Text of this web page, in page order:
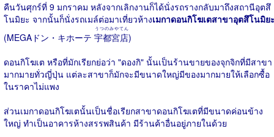
คืนวันศุกร์ที่ 9 มกราคม หลังจากเลิกงานก็ได้นั่งรถรางกลับมาถึงสถานีอุตสึ
โนมิยะ จากนั้นก็นั่งรถเมล์ต่อมาเที่ยวห้างเมกาดอนกิโฆเตสาขาอุตสึโนมิย
(MEGAドン・キホーテ 宇都宮店
うつのみやてん
)
ดอนกิโฆเต หรือที่มักเรียกย่อว่า "ดองกิ" นั้นเป็นร้านขายของจุกจิกที่มีสาขา
มากมายทั่วญี่ปุ่น แต่ละสาขาก็มักจะมีขนาดใหญ่มีของมากมายให้เลือกซื้อ
ในราคาไม่แพง
ส่วนเมกาดอนกิโฆเตนั้นเป็นชื่อเรียกสาขาดอนกิโฆเตที่มีขนาดค่อนข้าง
ใหญ่ ทำเป็นอาคารห้างสรรพสินค้า มีร้านค้าอื่นอยู่ภายในด้วย